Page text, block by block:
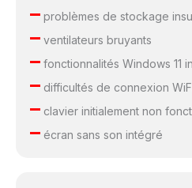
–problèmes de stockage
–ventilateurs bruyants
–fonctionnalités Windows 11
–difficultés de connexion
–clavier initialement non
–écran sans son intégré